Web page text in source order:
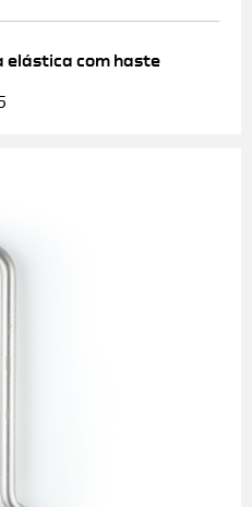
com haste